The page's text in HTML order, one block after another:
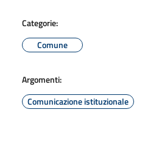
Categorie:
Comune
Argomenti:
Comunicazione istituzionale